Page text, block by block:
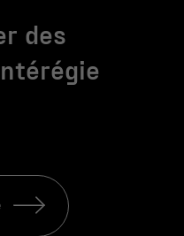
des
Nécessaire
Ces fichiers
témoins ne
nécessaires au
fonctionnement
du site Web.